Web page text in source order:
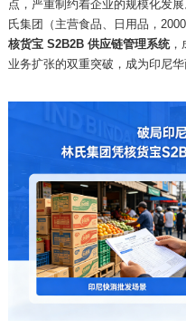
点，严重制约着企业的规模化发
氏集团（主营食品、日用品，
核货宝 S2B2B 供应链管理系统，
业务扩张的双重突破，成为印尼华